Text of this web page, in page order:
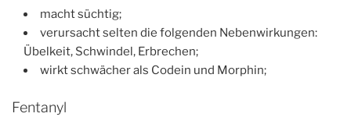
macht süchtig;
verursacht selten die folgenden Nebenwirkungen:
Übelkeit, Schwindel, Erbrechen;
wirkt schwächer als Codein und Morphin;
Fentanyl